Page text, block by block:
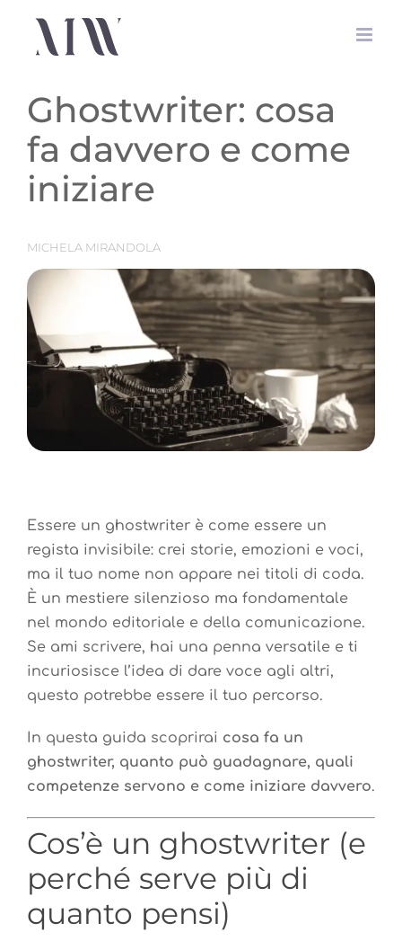
contenuto
Ghostwriter: cosa
fa davvero e come
iniziare
MICHELA MIRANDOLA
Essere un ghostwriter è come essere un
regista invisibile: crei storie, emozioni e voci,
ma il tuo nome non appare nei titoli di coda.
È un mestiere silenzioso ma fondamentale
nel mondo editoriale e della comunicazione.
Se ami scrivere, hai una penna versatile e ti
incuriosisce l’idea di dare voce agli altri,
questo potrebbe essere il tuo percorso.
In questa guida scoprirai cosa fa un
ghostwriter, quanto può guadagnare, quali
competenze servono e come iniziare davvero.
Cos’è un ghostwriter (e
perché serve più di
quanto pensi)